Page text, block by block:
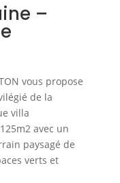
–
vous propose
de la
villa
avec un
paysagé de
verts et